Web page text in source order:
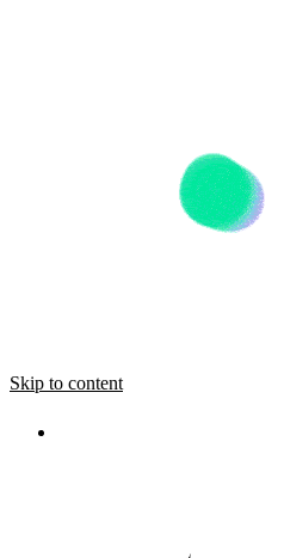
Skip to content